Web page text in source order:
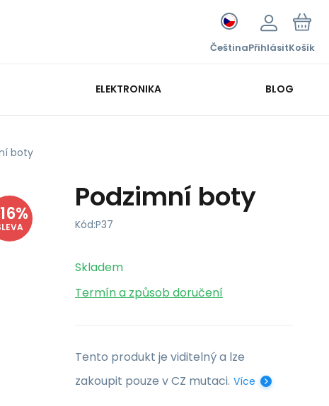
ČeštinaPřihlásitKošík
ELEKTRONIKA BLOG
boty
16% Podzimní boty
Kód:P37
Skladem
Termín a způsob doručení
Tento produkt je viditelný a lze
zakoupit pouze v CZ mutaci. Více